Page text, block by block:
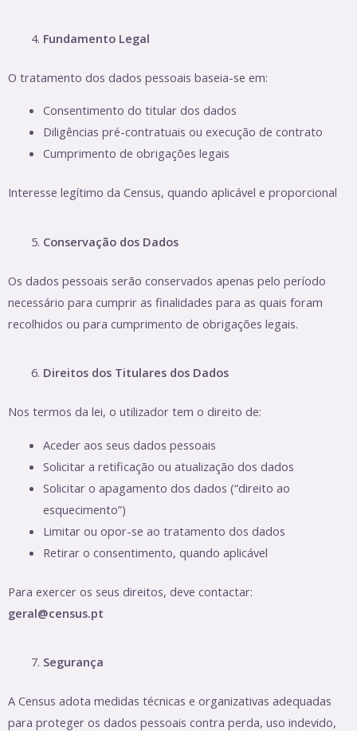
Fundamento Legal
O tratamento dos dados pessoais baseia-se em:
Consentimento do titular dos dados
Diligências pré-contratuais ou execução de contrato
Cumprimento de obrigações legais
Interesse legítimo da Census, quando aplicável e proporcional
Conservação dos Dados
Os dados pessoais serão conservados apenas pelo período
necessário para cumprir as finalidades para as quais foram
recolhidos ou para cumprimento de obrigações legais.
Direitos dos Titulares dos Dados
Nos termos da lei, o utilizador tem o direito de:
Aceder aos seus dados pessoais
Solicitar a retificação ou atualização dos dados
Solicitar o apagamento dos dados (“direito ao
esquecimento”)
Limitar ou opor-se ao tratamento dos dados
Retirar o consentimento, quando aplicável
Para exercer os seus direitos, deve contactar:
geral@census.pt
Segurança
A Census adota medidas técnicas e organizativas adequadas
para proteger os dados pessoais contra perda, uso indevido,